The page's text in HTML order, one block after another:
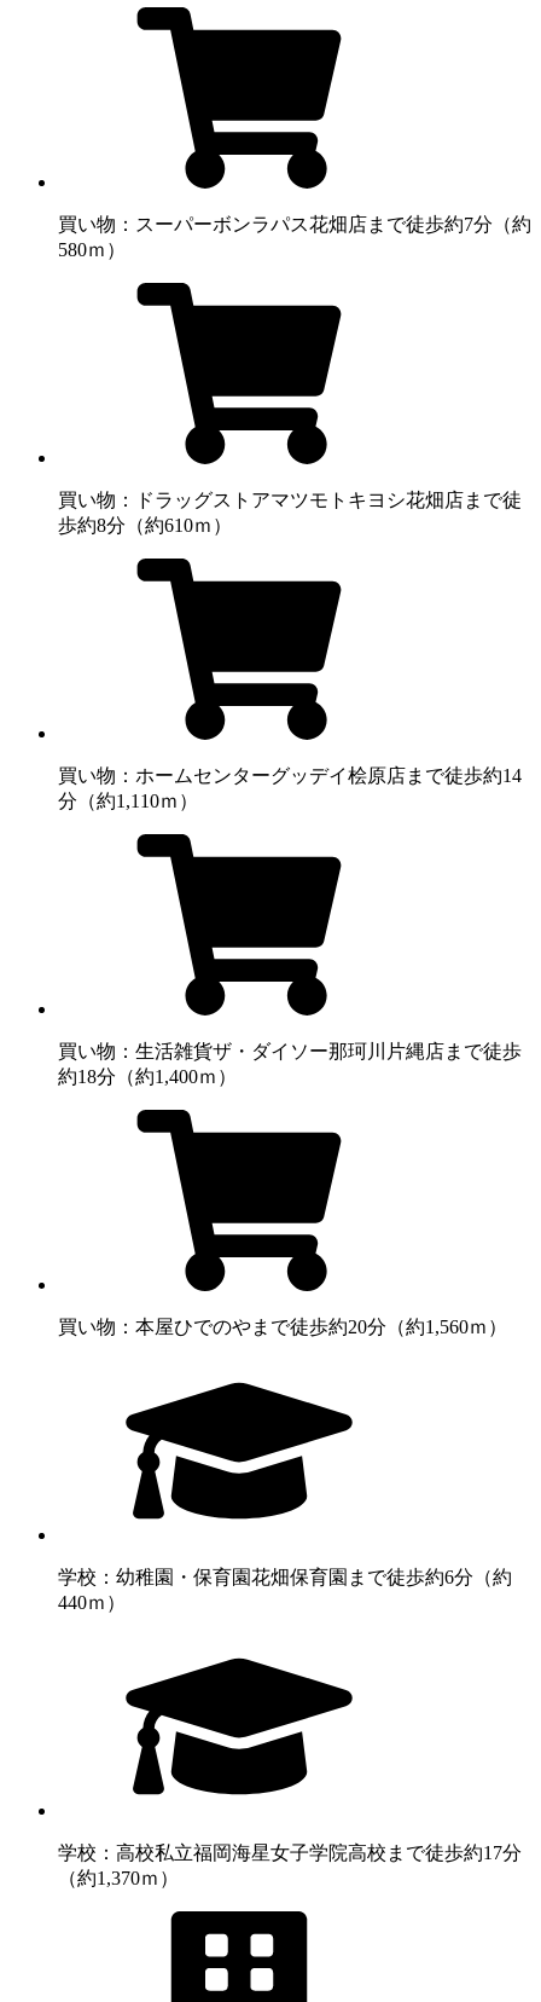
買い物：スーパーボンラパス花畑店まで徒歩約7分（約
580ｍ）
買い物：ドラッグストアマツモトキヨシ花畑店まで徒
歩約8分（約610ｍ）
買い物：ホームセンターグッデイ桧原店まで徒歩約14
分（約1,110ｍ）
買い物：生活雑貨ザ・ダイソー那珂川片縄店まで徒歩
約18分（約1,400ｍ）
買い物：本屋ひでのやまで徒歩約20分（約1,560ｍ）
学校：幼稚園・保育園花畑保育園まで徒歩約6分（約
440ｍ）
学校：高校私立福岡海星女子学院高校まで徒歩約17分
（約1,370ｍ）